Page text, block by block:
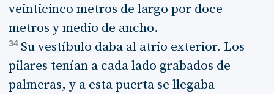
veinticinco metros de largo por doce
metros y medio de ancho.
34 Su vestíbulo daba al atrio exterior. Los
pilares tenían a cada lado grabados de
palmeras, y a esta puerta se llegaba